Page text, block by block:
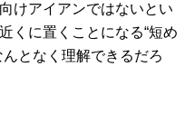
けアイアンではないとい
くに置くことになる“短め
となく理解できるだろ